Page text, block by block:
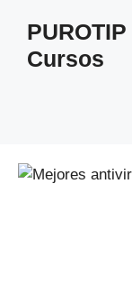
contenido
Cursos